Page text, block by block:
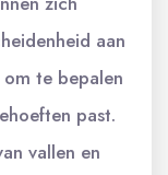
aan
te bepalen
past.
vallen en